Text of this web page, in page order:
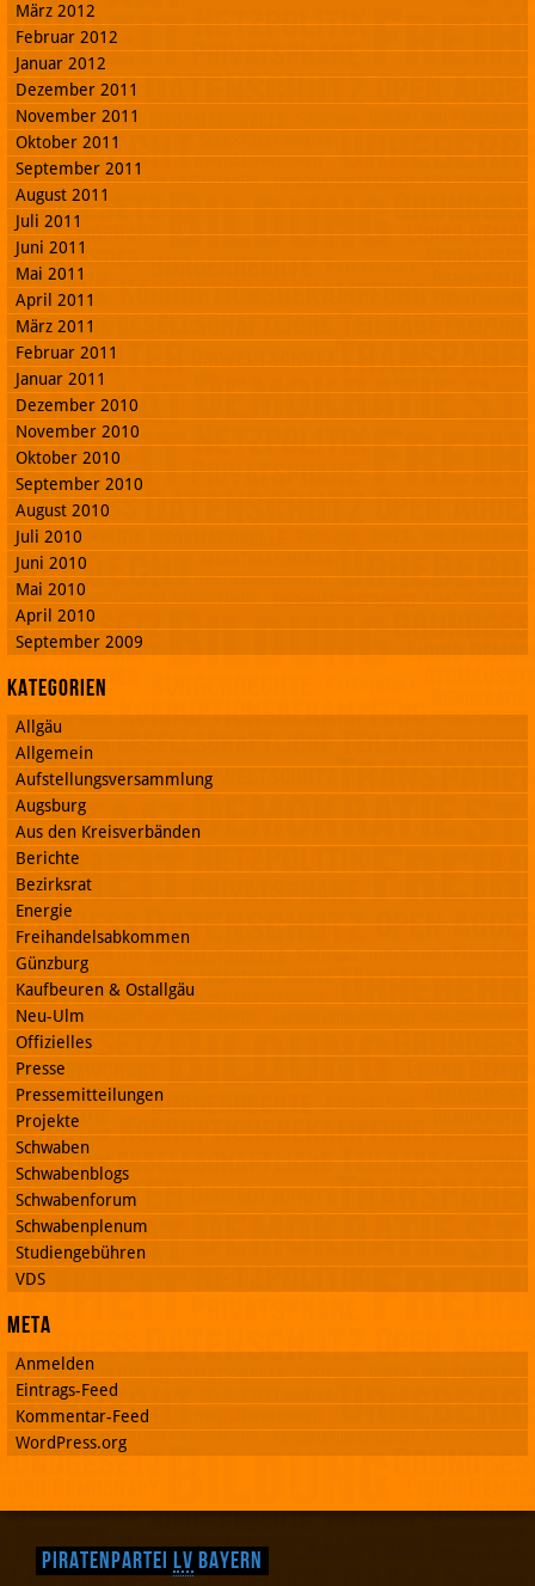
März 2012
Februar 2012
Januar 2012
Dezember 2011
November 2011
Oktober 2011
September 2011
August 2011
Juli 2011
Juni 2011
Mai 2011
April 2011
März 2011
Februar 2011
Januar 2011
Dezember 2010
November 2010
Oktober 2010
September 2010
August 2010
Juli 2010
Juni 2010
Mai 2010
April 2010
September 2009
Kategorien
Allgäu
Allgemein
Aufstellungsversammlung
Augsburg
Aus den Kreisverbänden
Berichte
Bezirksrat
Energie
Freihandelsabkommen
Günzburg
Kaufbeuren & Ostallgäu
Neu-Ulm
Offizielles
Presse
Pressemitteilungen
Projekte
Schwaben
Schwabenblogs
Schwabenforum
Schwabenplenum
Studiengebühren
VDS
Meta
Anmelden
Eintrags-Feed
Kommentar-Feed
WordPress.org
Piratenpartei LV Bayern